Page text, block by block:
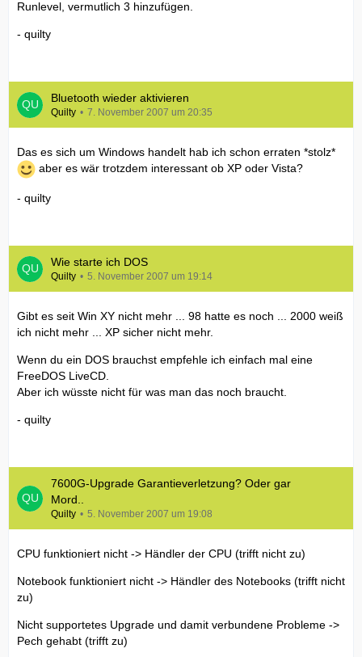
Runlevel, vermutlich 3 hinzufügen.
- quilty
Bluetooth wieder aktivieren
Quilty 7. November 2007 um 20:35
Das es sich um Windows handelt hab ich schon erraten *stolz*
aber es wär trotzdem interessant ob XP oder Vista?
- quilty
Wie starte ich DOS
Quilty 5. November 2007 um 19:14
Gibt es seit Win XY nicht mehr ... 98 hatte es noch ... 2000 weiß
ich nicht mehr ... XP sicher nicht mehr.
Wenn du ein DOS brauchst empfehle ich einfach mal eine
FreeDOS LiveCD.
Aber ich wüsste nicht für was man das noch braucht.
- quilty
7600G-Upgrade Garantieverletzung? Oder gar
Mord..
Quilty 5. November 2007 um 19:08
CPU funktioniert nicht -> Händler der CPU (trifft nicht zu)
Notebook funktioniert nicht -> Händler des Notebooks (trifft nicht
zu)
Nicht supportetes Upgrade und damit verbundene Probleme ->
Pech gehabt (trifft zu)